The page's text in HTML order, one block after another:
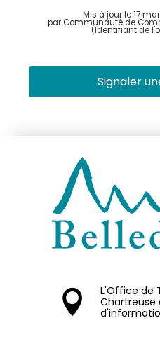
Mis à jour le 17
par Communauté de
(Identifiant de
Signaler
L'Office de
Chartreuse